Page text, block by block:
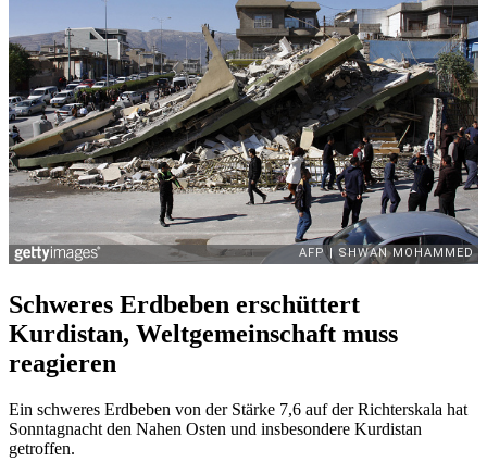
Schweres Erdbeben erschüttert
Kurdistan, Weltgemeinschaft muss
reagieren
Ein schweres Erdbeben von der Stärke 7,6 auf der Richterskala hat
Sonntagnacht den Nahen Osten und insbesondere Kurdistan
getroffen.